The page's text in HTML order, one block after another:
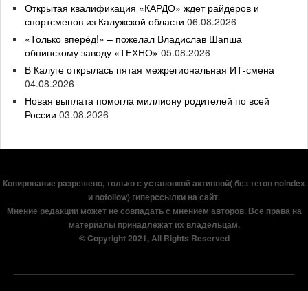
Открытая квалификация «КАРДО» ждет райдеров и
спортсменов из Калужской области 06.08.2026
«Только вперёд!» – пожелал Владислав Шапша
обнинскому заводу «ТЕХНО» 05.08.2026
В Калуге открылась пятая межрегиональная ИТ-смена
04.08.2026
Новая выплата помогла миллиону родителей по всей
России 03.08.2026
Копирование разрешено, только с установкой активной( без тегов noindex
и nofollow) гиперссылки на сайт.
Мнение редакции может не совпадать с мнением авторов. Все права на
материалы принадлежат их владельцам.
© Copyright 2021, All Rights Reserved